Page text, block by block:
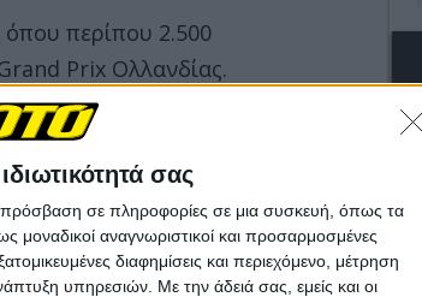
σας
πρόσβαση σε πληροφορίες σε μια συσκευή, όπως τα
αναγνωριστικοί και προσαρμοσμένες
διαφημίσεις και περιεχόμενο, μέτρηση
υπηρεσιών. Με την άδειά σας, εμείς και οι
όπου περίπου 2.500
Prix Ολλανδίας.